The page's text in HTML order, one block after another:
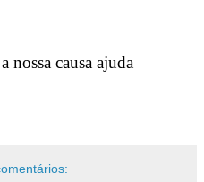
nossa causa ajuda